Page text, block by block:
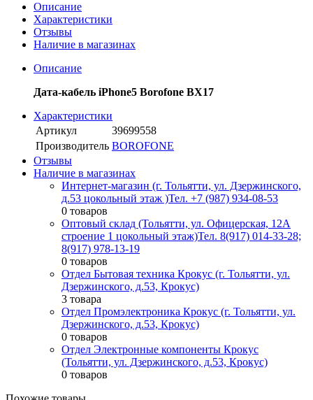
Описание
Характеристики
Отзывы
Наличие в магазинах
Описание
Дата-кабель iPhone5 Borofone BX17
Характеристики
Артикул
39699558
Производитель BOROFONE
Отзывы
Наличие в магазинах
Интернет-магазин (г. Тольятти, ул. Дзержинского,
д.53 цокольный этаж )Тел. +7 (987) 934-08-53
0 товаров
Оптовый склад (Тольятти, ул. Офицерская, 12А
строение 1 цокольный этаж)Тел. 8(917) 014-33-28;
8(917) 978-13-19
0 товаров
Отдел Бытовая техника Крокус (г. Тольятти, ул.
Дзержинского, д.53, Крокус)
3 товара
Отдел Промэлектроника Крокус (г. Тольятти, ул.
Дзержинского, д.53, Крокус)
0 товаров
Отдел Электронные компоненты Крокус
(Тольятти, ул. Дзержинского, д.53, Крокус)
0 товаров